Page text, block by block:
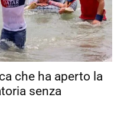
che ha aperto la
senza